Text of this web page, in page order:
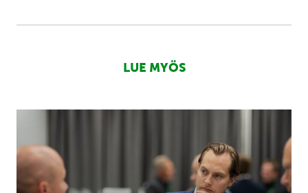
LUE MYÖS
syntyi
palvelu
pk-